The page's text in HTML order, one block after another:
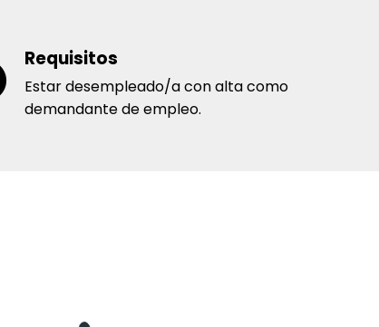
Requisitos
Estar desempleado/a con alta como
demandante de empleo.